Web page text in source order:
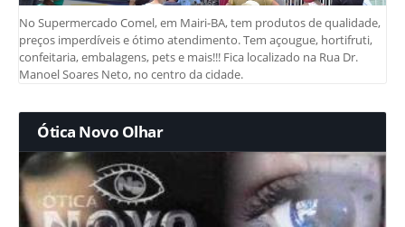
No Supermercado Comel, em Mairi-BA, tem produtos de qualidade,
preços imperdíveis e ótimo atendimento. Tem açougue, hortifruti,
confeitaria, embalagens, pets e mais!!! Fica localizado na Rua Dr.
Manoel Soares Neto, no centro da cidade.
Ótica Novo Olhar